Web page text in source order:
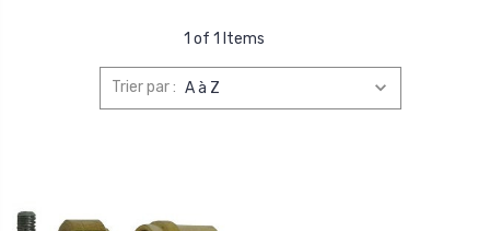
1 of 1 Items
Trier par :